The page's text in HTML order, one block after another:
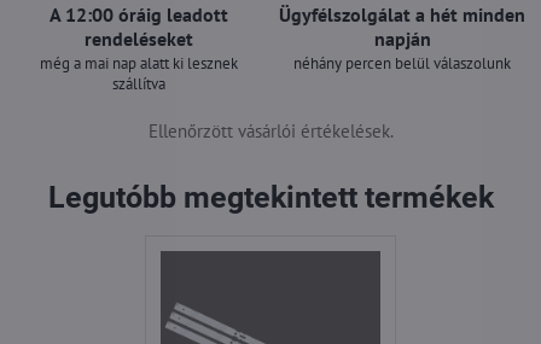
A 12:00 óráig leadott
rendeléseket
még a mai nap alatt ki lesznek
szállítva
Ügyfélszolgálat a hét minden
napján
néhány percen belül válaszolunk
Ellenőrzött vásárlói értékelések.
Legutóbb megtekintett termékek